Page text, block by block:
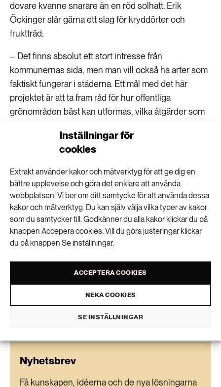
Inställningar för
cookies
Extrakt använder kakor och mätverktyg för att ge dig en
bättre upplevelse och göra det enklare att använda
webbplatsen. Vi ber om ditt samtycke för att använda dessa
kakor och mätverktyg. Du kan själv välja vilka typer av kakor
som du samtycker till. Godkänner du alla kakor klickar du på
knappen Accepera cookies. Vill du göra justeringar klickar
du på knappen Se inställningar.
ACCEPTERA COOKIES
NEKA COOKIES
SE INSTÄLLNINGAR
dovare kvanne snarare än en röd solhatt. Erik
Öckinger slår gärna ett slag för kryddörter och
fruktträd:
– Det finns absolut ett stort intresse från
kommunernas sida, men man vill också ha arter som
faktiskt fungerar i städerna. Ett mål med det här
projektet är att ta fram råd för hur offentliga
grönområden bäst kan utformas, vilka åtgärder som
– Själv tycker jag att det är kul med växter som har
hittar man väldigt många insekter på när de blommar
och de blommar länge. Äppelträdens blomning är
kort men med mängder av blommor samtidigt, något
som också kan vara viktigt.
Elin Viksten
VISA KOMMENTARER (1) OCH DELA
Nyhetsbrev
Få kunskapen, idéerna och de nya lösningarna